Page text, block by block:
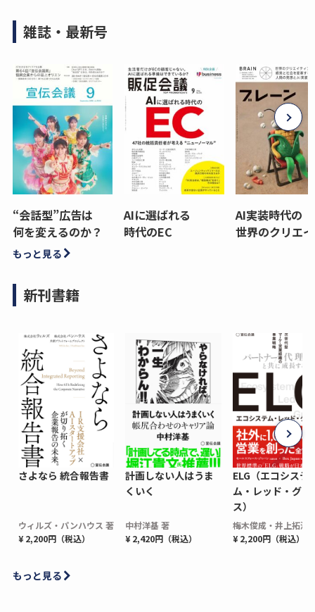
雑誌・最新号
“会話型”広告は
何を変えるのか？
AIに選ばれる
時代のEC
AI実装時代の
世界のクリエ
もっと見る
新刊書籍
さよなら 統合報告書
ウィルズ・パンハウス 著
¥ 2,200円（税込）
計画しない人はうま
くいく
中村洋基 著
¥ 2,420円（税込）
ELG（エコシステ
ム・レッド・グロ
ス）
梅木俊成・井上拓海
¥ 2,200円（税込）
もっと見る